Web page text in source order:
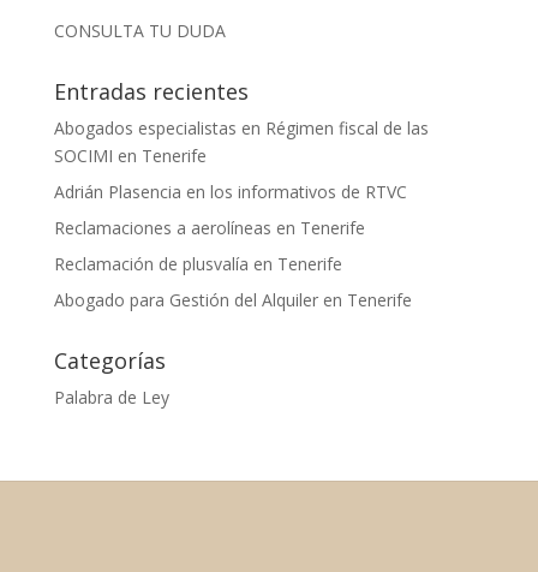
CONSULTA TU DUDA
Entradas recientes
Abogados especialistas en Régimen fiscal de las
SOCIMI en Tenerife
Adrián Plasencia en los informativos de RTVC
Reclamaciones a aerolíneas en Tenerife
Reclamación de plusvalía en Tenerife
Abogado para Gestión del Alquiler en Tenerife
Categorías
Palabra de Ley